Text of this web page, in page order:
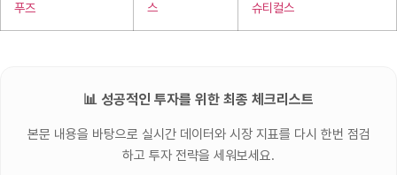
푸즈
스
슈티컬스
📊 성공적인 투자를 위한 최종 체크리스트
본문 내용을 바탕으로 실시간 데이터와 시장 지표를 다시 한번 점검
하고 투자 전략을 세워보세요.